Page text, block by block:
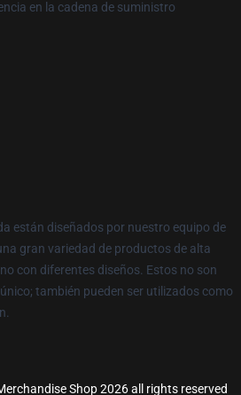
en la cadena de suministro
están diseñados por nuestro equipo de
gran variedad de productos de alta
con diferentes diseños. Estos no son
también pueden ser utilizados como
Shop 2026 all rights reserved